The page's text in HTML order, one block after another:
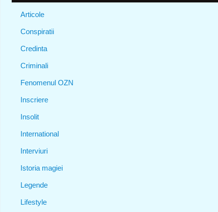
Articole
Conspiratii
Credinta
Criminali
Fenomenul OZN
Inscriere
Insolit
International
Interviuri
Istoria magiei
Legende
Lifestyle